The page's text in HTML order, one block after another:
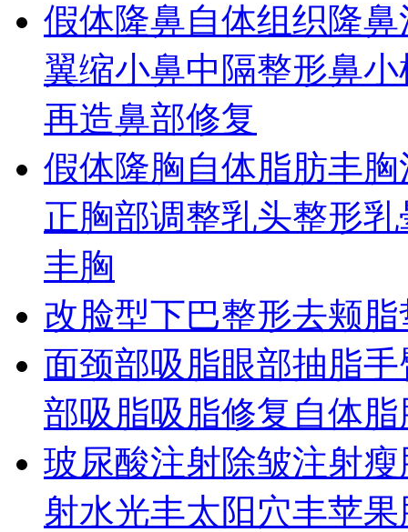
假体隆鼻自体组织隆鼻
翼缩小鼻中隔整形鼻小
再造鼻部修复
假体隆胸自体脂肪丰胸
正胸部调整乳头整形乳
丰胸
改脸型下巴整形去颊脂
面颈部吸脂眼部抽脂手
部吸脂吸脂修复 自体脂
玻尿酸注射除皱注射瘦
射水光丰太阳穴丰苹果